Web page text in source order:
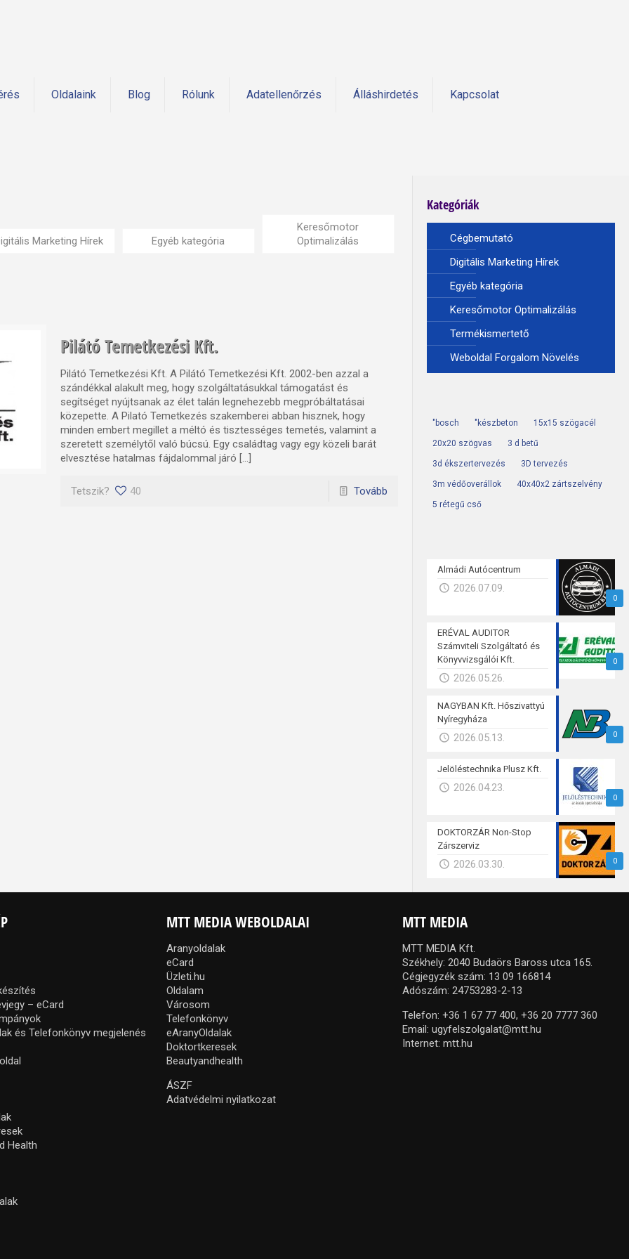
Oldalaink Blog Rólunk Adatellenőrzés Álláshirdetés Kapcsolat
Marketing Hírek Egyéb kategória
Keresőmotor
Optimalizálás
Pilátó Temetkezési Kft.
Pilátó Temetkezési Kft. A Pilátó Temetkezési Kft. 2002-ben azzal a
szándékkal alakult meg, hogy szolgáltatásukkal támogatást és
segítséget nyújtsanak az élet talán legnehezebb megpróbáltatásai
közepette. A Pilató Temetkezés szakemberei abban hisznek, hogy
minden embert megillet a méltó és tisztességes temetés, valamint a
szeretett személytől való búcsú. Egy családtag vagy egy közeli barát
elvesztése hatalmas fájdalommal járó […]
Tetszik? 40 Tovább
Kategóriák
Cégbemutató
Digitális Marketing Hírek
Egyéb kategória
Keresőmotor Optimalizálás
Termékismertető
Weboldal Forgalom Növelés
"bosch "készbeton 15x15 szögacél
20x20 szögvas 3 d betű
3d ékszertervezés 3D tervezés
3m védőoverállok 40x40x2 zártszelvény
5 rétegű cső
0
Almádi Autócentrum
2026.07.09.
0
ERÉVAL AUDITOR
Számviteli Szolgáltató és
Könyvvizsgálói Kft.
2026.05.26.
0
NAGYBAN Kft. Hőszivattyú
Nyíregyháza
2026.05.13.
0
Jelöléstechnika Plusz Kft.
2026.04.23.
0
DOKTORZÁR Non-Stop
Zárszerviz
2026.03.30.
– eCard
és Telefonkönyv megjelenés
Health
MTT MEDIA WEBOLDALAI
Aranyoldalak
eCard
Üzleti.hu
Oldalam
Városom
Telefonkönyv
eAranyOldalak
Doktortkeresek
Beautyandhealth
ÁSZF
Adatvédelmi nyilatkozat
MTT MEDIA
MTT MEDIA Kft.
Székhely: 2040 Budaörs Baross utca 165.
Cégjegyzék szám: 13 09 166814
Adószám: 24753283-2-13
Telefon:+36 1 67 77 400, +36 20 7777 360
Email:ugyfelszolgalat@mtt.hu
Internet:mtt.hu